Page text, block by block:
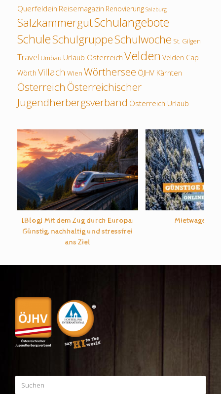
Querfeldein Reisemagazin Renovierung Salzburg
SalzkammergutSchulangebote
SchuleSchulgruppeSchulwoche St. Gilgen
Travel Umbau Urlaub Österreich Velden Velden Cap
Wörth Villach Wien Wörthersee ÖJHV Kärnten
Österreich Österreichischer
Jugendherbergsverband Österreich Urlaub
[Blog] Mit dem Zug durch Europa:
Günstig, nachhaltig und stressfrei
ans Ziel
Mietwagen
Suchen
nach: